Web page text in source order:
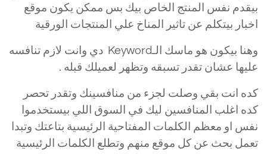
بيقدم نفس المنتج الخاص بيك بس ممكن يكون موقع
اخبار بيتكلم عن تاثير المناخ علي المنتجات الورقية
وهنا بيكون هو ماسك الـKeyword دي وانت لازم تنافسه
عليها عشان تقدر تسبقه وتظهر لعميلك قبله .
كده انت بقي وصلت لجزء من منافسينك وتقدر تحصر
كده اغلب المنافسين ليك في السوق اللي بيستخدموا
نفس او معظم الكلمات المفتاحية الرئيسية بتاعتك وتبدا
تعمل بحث عن كل موقع منهم وتطلع الكلمات الرئيسية